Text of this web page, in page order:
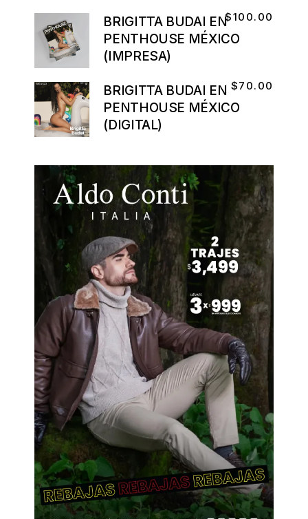
BRIGITTA BUDAI EN
PENTHOUSE MÉXICO
(IMPRESA)
$100.00
BRIGITTA BUDAI EN
PENTHOUSE MÉXICO
(DIGITAL)
$70.00